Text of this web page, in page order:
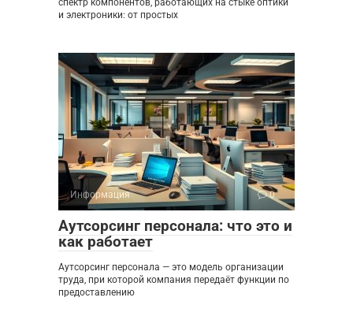
спектр компонентов, работающих на стыке оптики
и электроники: от простых
Информация 0
Аутсорсинг персонала: что это и
как работает
Аутсорсинг персонала — это модель организации
труда, при которой компания передаёт функции по
предоставлению